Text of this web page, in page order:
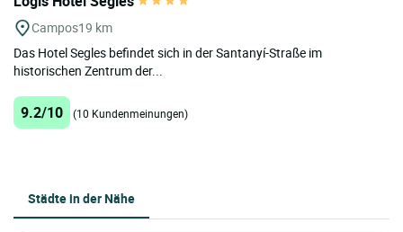
Campos19 km
Das Hotel Segles befindet sich in der Santanyí-Straße im
historischen Zentrum der...
9.2/10 (10 Kundenmeinungen)
Städte in der Nähe